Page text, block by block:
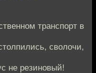
транспорт в
сволочи,
не резиновый!